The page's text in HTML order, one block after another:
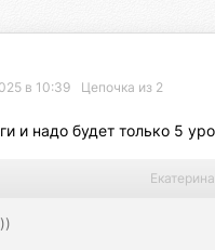
в 10:39 Цепочка из 2
и надо будет только 5